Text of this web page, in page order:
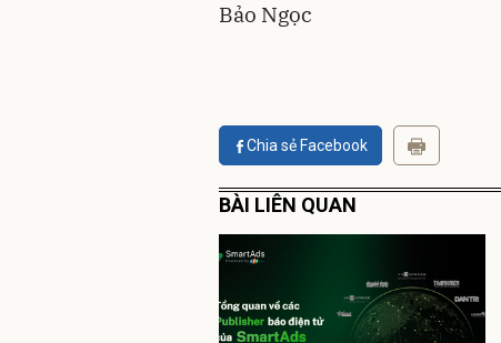
Bảo Ngọc
Chia sẻ Facebook
BÀI LIÊN QUAN